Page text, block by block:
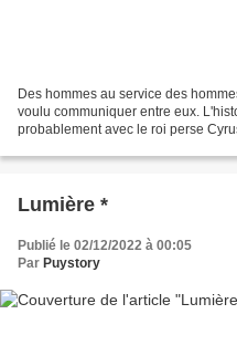
Des hommes au service des
voulu communiquer entre eux.
probablement avec le roi perse
Lumière *
Publié le 02/12/2022 à 00:05
Par Puystory